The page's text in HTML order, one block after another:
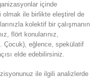
içinde
olmak ile birlikte eleştirel de
kolektif bir çalışmanın
flört konularınız,
Çocuk), eğlence, spekülatif
elde edebilirsiniz.
ile ilgili analizlerde